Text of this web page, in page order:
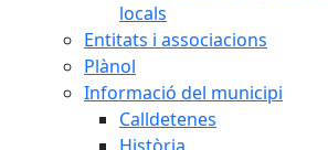
locals
Entitats i associacions
Plànol
Informació del municipi
Calldetenes